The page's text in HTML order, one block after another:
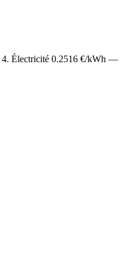
4. Électricité 0.2516 €/kWh —